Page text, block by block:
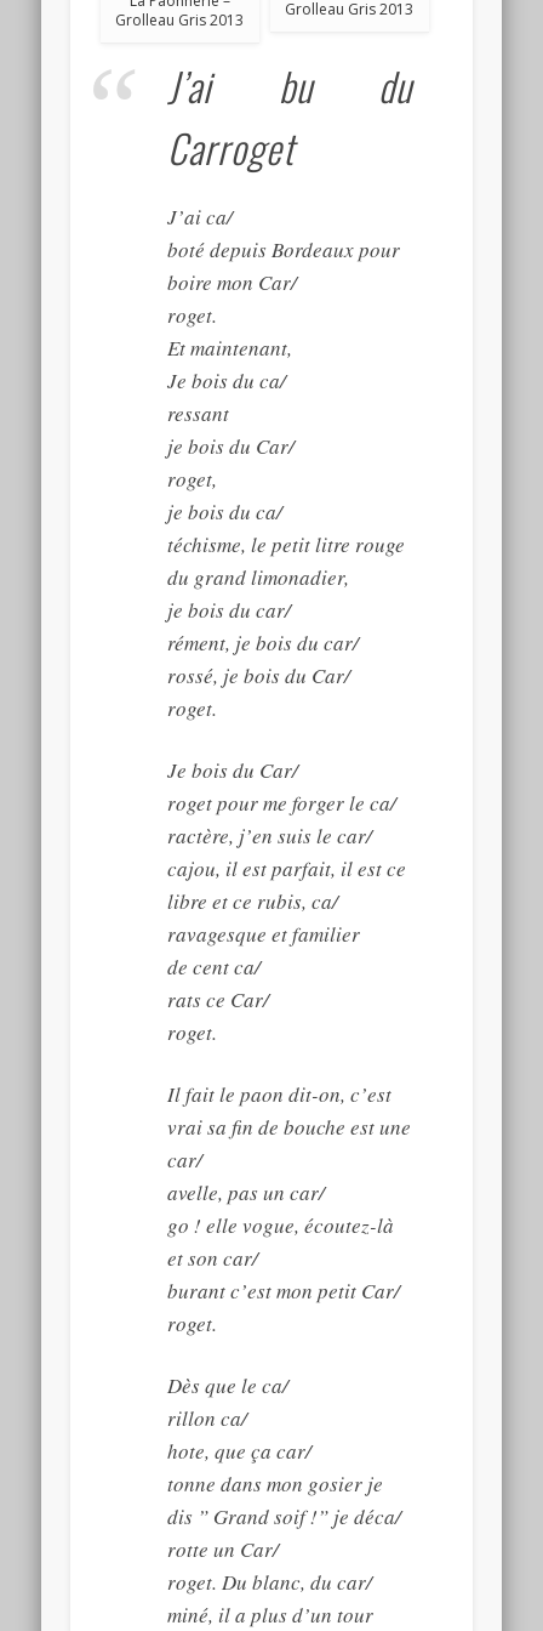
Grolleau Gris 2013
Grolleau Gris 2013
J’ai bu du
Carroget
J’ai ca/
boté depuis Bordeaux pour
boire mon Car/
roget.
Et maintenant,
Je bois du ca/
ressant
je bois du Car/
roget,
je bois du ca/
téchisme, le petit litre rouge
du grand limonadier,
je bois du car/
rément, je bois du car/
rossé, je bois du Car/
roget.
Je bois du Car/
roget pour me forger le ca/
ractère, j’en suis le car/
cajou, il est parfait, il est ce
libre et ce rubis, ca/
ravagesque et familier
de cent ca/
rats ce Car/
roget.
Il fait le paon dit-on, c’est
vrai sa fin de bouche est une
car/
avelle, pas un car/
go ! elle vogue, écoutez-là
et son car/
burant c’est mon petit Car/
roget.
Dès que le ca/
rillon ca/
hote, que ça car/
tonne dans mon gosier je
dis ” Grand soif !” je déca/
rotte un Car/
roget. Du blanc, du car/
miné, il a plus d’un tour